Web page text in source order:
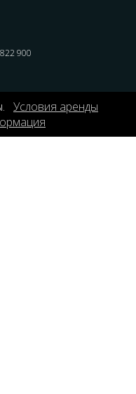
900
Условия аренды